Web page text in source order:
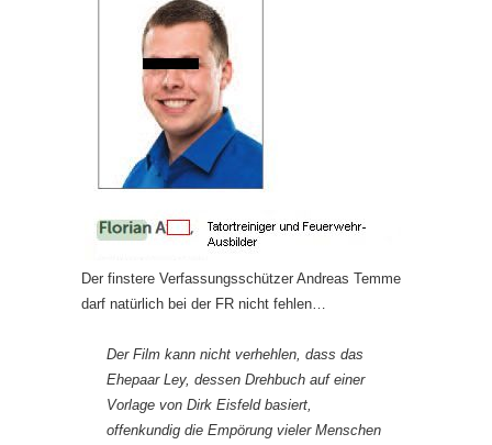
Der finstere Verfassungsschützer Andreas Temme
darf natürlich bei der FR nicht fehlen…
Der Film kann nicht verhehlen, dass das
Ehepaar Ley, dessen Drehbuch auf einer
Vorlage von Dirk Eisfeld basiert,
offenkundig die Empörung vieler Menschen